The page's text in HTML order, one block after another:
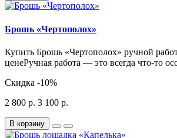
Брошь «Чертополох»
Купить Брошь «Чертополох» ручной
ценеРучная работа — это всегда что-то
Скидка -10%
2 800 р. 3 100 р.
В корзину